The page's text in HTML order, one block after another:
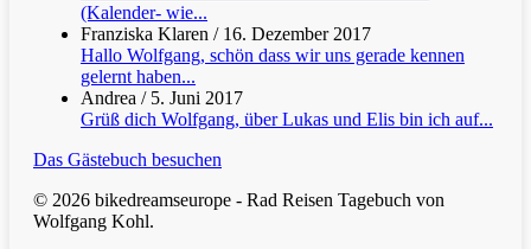
(Kalender- wie...
Franziska Klaren / 16. Dezember 2017
Hallo Wolfgang, schön dass wir uns gerade kennen
gelernt haben...
Andrea / 5. Juni 2017
Grüß dich Wolfgang, über Lukas und Elis bin ich auf...
Das Gästebuch besuchen
© 2026 bikedreamseurope - Rad Reisen Tagebuch von
Wolfgang Kohl.